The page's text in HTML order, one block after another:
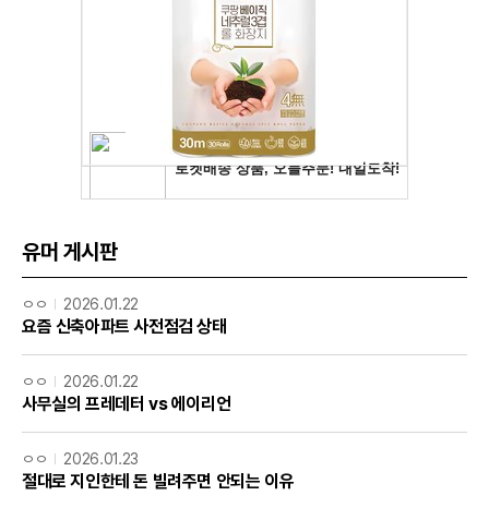
유머 게시판
ㅇㅇ 2026.01.22
요즘 신축아파트 사전점검 상태
ㅇㅇ 2026.01.22
사무실의 프레데터 vs 에이리언
ㅇㅇ 2026.01.23
절대로 지인한테 돈 빌려주면 안되는 이유